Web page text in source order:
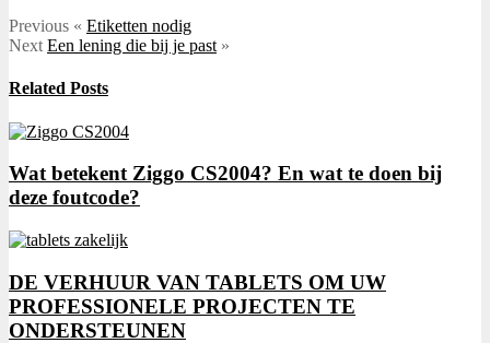
Previous « Etiketten nodig
Next Een lening die bij je past »
Related Posts
Wat betekent Ziggo CS2004? En wat te doen bij
deze foutcode?
DE VERHUUR VAN TABLETS OM UW
PROFESSIONELE PROJECTEN TE
ONDERSTEUNEN